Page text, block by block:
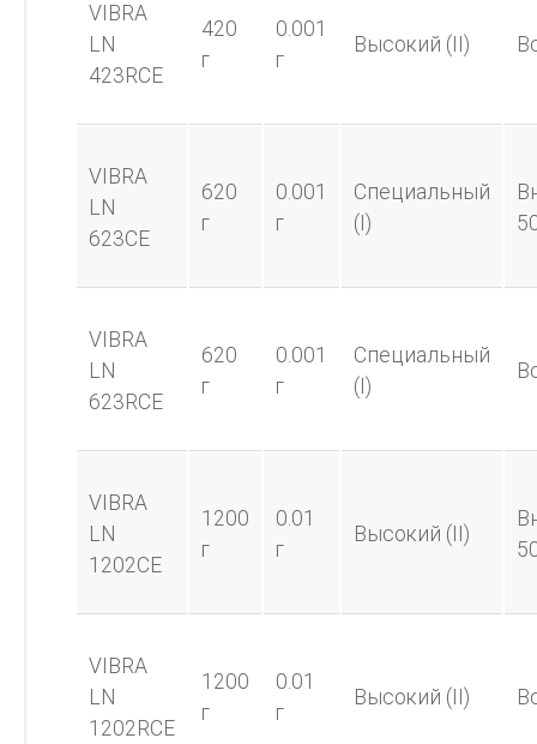
VIBRA
LN
423RCE
420
г
0.001
г
Высокий (II)
VIBRA
LN
623CE
620
г
0.001
г
Специальный
(I)
VIBRA
LN
623RCE
620
г
0.001
г
Специальный
(I)
VIBRA
LN
1202CE
1200
г
0.01
г
Высокий (II)
VIBRA
LN
1202RCE
1200
г
0.01
г
Высокий (II)